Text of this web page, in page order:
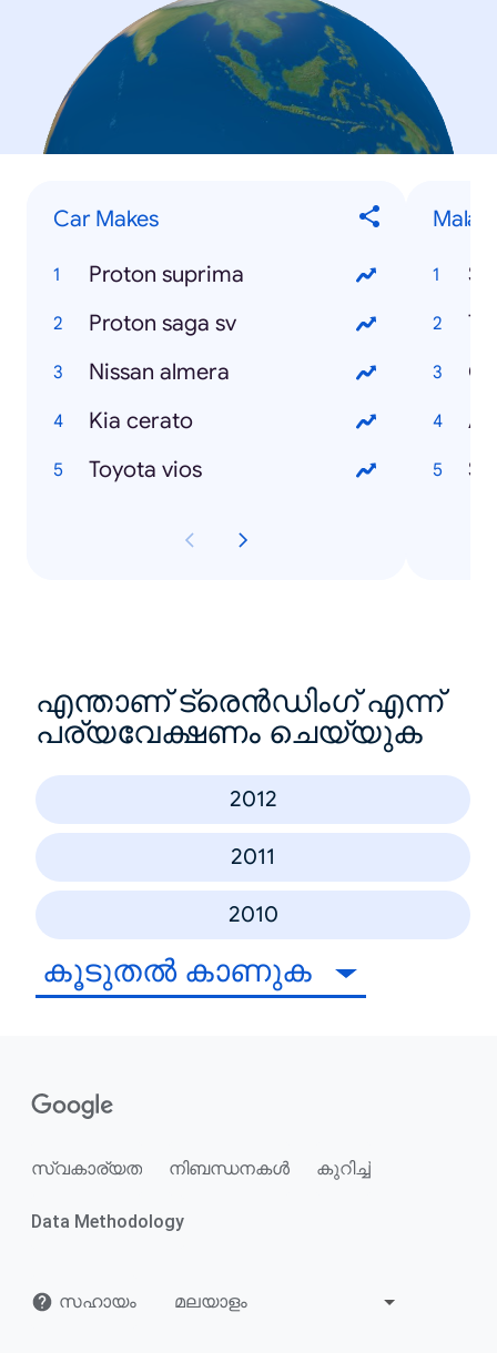
Car Makes
Proton suprima
Proton saga sv
Nissan almera
Kia cerato
Toyota vios
എന്താണ് ട്രെൻഡിംഗ് എന്ന്
പര്യവേക്ഷണം ചെയ്യുക
2012
2011
2010
കൂടുതൽ കാണുക
സ്വകാര്യത നിബന്ധനകൾ കുറിച്ച്
Data Methodology
സഹായം